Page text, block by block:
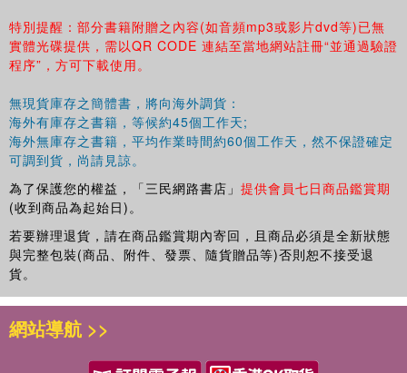
供讀者參照研究。本書對研究其生平事蹟及該時期中國社會狀況等
具有極高的史料價
值，也為研究中國近代史、日本開國史、美國漢學史的學者們提供
了第一手資料。
本項目為“十二五”國家重點圖書出版規劃項目。
特別提醒：部分書籍附贈之內容(如音頻mp3或影片dvd等)已無
實體光碟提供，需以QR CODE 連結至當地網站註冊“並通過驗證
程序”，方可下載使用。
無現貨庫存之簡體書，將向海外調貨：
海外有庫存之書籍，等候約45個工作天;
海外無庫存之書籍，平均作業時間約60個工作天，然不保證確定
可調到貨，尚請見諒。
為了保護您的權益，「三民網路書店」 提供會員七日商品鑑賞期
(收到商品為起始日)。
若要辦理退貨，請在商品鑑賞期內寄回，且商品必須是全新狀態
與完整包裝(商品、附件、發票、隨貨贈品等)否則恕不接受退
貨。
網站導航 >>